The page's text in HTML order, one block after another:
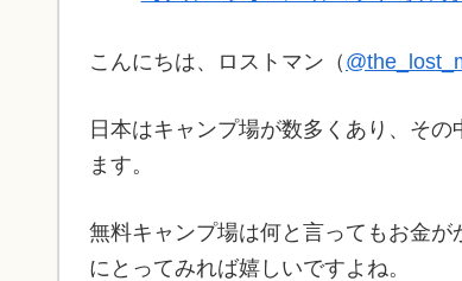
こんにちは、ロストマン（
日本はキャンプ場が数多くあり、そ
ます。
無料キャンプ場は何と言ってもお金
にとってみれば嬉しいですよね。